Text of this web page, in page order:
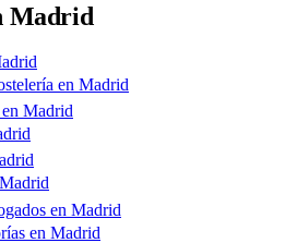
Madrid
en Madrid
Madrid
en Madrid
en Madrid